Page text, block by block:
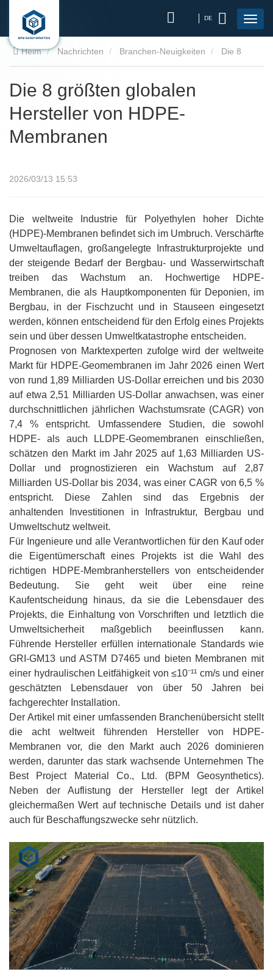
DE
Heim Nachrichten Branchen-Neuigkeiten
Die 8 größten globalen
Hersteller von HDPE-
Membranen
2026/03/13 15:53
Die weltweite Industrie für Polyethylen hoher Dichte
(HDPE)-Membranen befindet sich im Umbruch. Verschärfte
Umweltauflagen, großangelegte Infrastrukturprojekte und
der steigende Bedarf der Bergbau- und Wasserwirtschaft
treiben das Wachstum an. Hochwertige HDPE-
Membranen, die als Hauptkomponenten für Deponien, im
Bergbau, in der Fischzucht und in Stauseen eingesetzt
werden, können entscheidend für den Erfolg eines Projekts
sein und über dessen Umweltkatastrophe entscheiden.
Prognosen von Marktexperten zufolge wird der weltweite
Markt für HDPE-Geomembranen im Jahr 2026 einen Wert
von rund 1,89 Milliarden US-Dollar erreichen und bis 2030
auf etwa 2,51 Milliarden US-Dollar anwachsen, was einer
durchschnittlichen jährlichen Wachstumsrate (CAGR) von
7,4 % entspricht. Umfassendere Studien, die sowohl
HDPE- als auch LLDPE-Geomembranen einschließen,
schätzen den Markt im Jahr 2025 auf 1,63 Milliarden US-
Dollar und prognostizieren ein Wachstum auf 2,87
Milliarden US-Dollar bis 2034, was einer CAGR von 6,5 %
entspricht. Diese Zahlen sind das Ergebnis der
anhaltenden Investitionen in Infrastruktur, Bergbau und
Umweltschutz weltweit.
Für Ingenieure und alle Verantwortlichen für den Kauf oder
die Eigentümerschaft eines Projekts ist die Wahl des
richtigen HDPE-Membranherstellers von entscheidender
Bedeutung. Sie geht weit über eine reine
Kaufentscheidung hinaus, da sie die Lebensdauer des
Projekts, die Einhaltung von Vorschriften und letztlich die
Umweltsicherheit maßgeblich beeinflussen kann.
Führende Hersteller erfüllen internationale Standards wie
GRI-GM13 und ASTM D7465 und bieten Membranen mit
einer hydraulischen Leitfähigkeit von ≤10⁻¹¹ cm/s und einer
geschätzten Lebensdauer von über 50 Jahren bei
fachgerechter Installation.
Der Artikel mit einer umfassenden Branchenübersicht stellt
die acht weltweit führenden Hersteller von HDPE-
Membranen vor, die den Markt auch 2026 dominieren
werden, darunter das stark wachsende Unternehmen The
Best Project Material Co., Ltd. (BPM Geosynthetics).
Neben der Auflistung der Hersteller legt der Artikel
gleichermaßen Wert auf technische Details und ist daher
auch für Beschaffungszwecke sehr nützlich.